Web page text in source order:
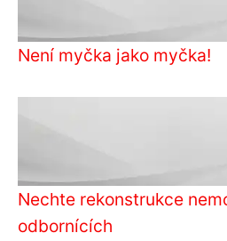
Není myčka jako myčka!
Nechte rekonstrukce
odbornících